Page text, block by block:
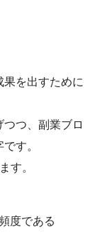
を出すために
つ、副業ブロ
す。
す。
度である